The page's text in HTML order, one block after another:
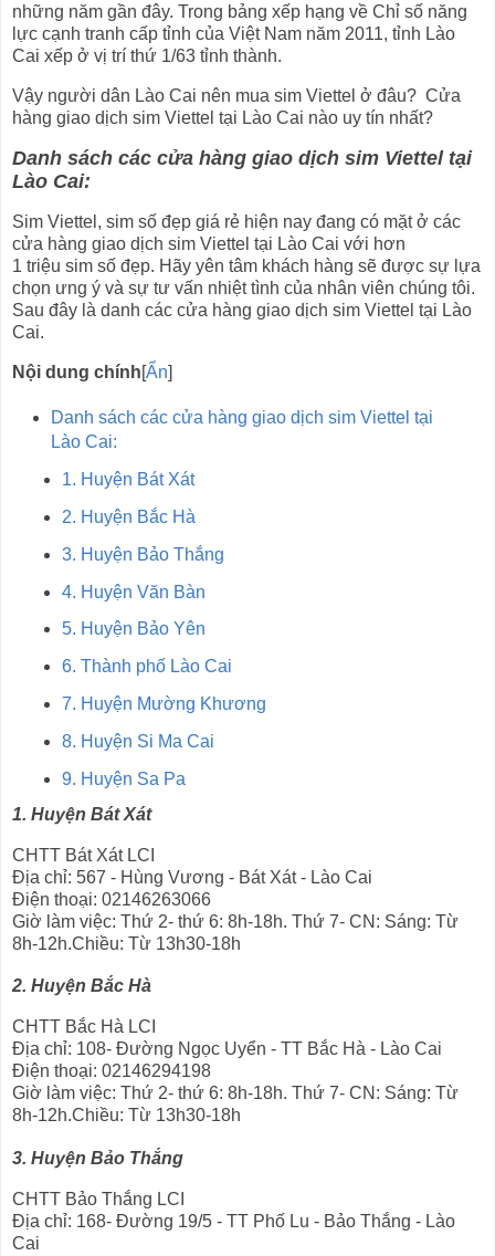
những năm gần đây. Trong bảng xếp hạng về Chỉ số năng
lực cạnh tranh cấp tỉnh của Việt Nam năm 2011, tỉnh Lào
Cai xếp ở vị trí thứ 1/63 tỉnh thành.
Vậy người dân Lào Cai nên mua sim Viettel ở đâu? Cửa
hàng giao dịch sim Viettel tại Lào Cai nào uy tín nhất?
Danh sách các cửa hàng giao dịch sim Viettel tại
Lào Cai:
Sim Viettel, sim số đẹp giá rẻ hiện nay đang có mặt ở các
cửa hàng giao dịch sim Viettel tại Lào Cai với hơn
1 triệu sim số đẹp. Hãy yên tâm khách hàng sẽ được sự lựa
chọn ưng ý và sự tư vấn nhiệt tình của nhân viên chúng tôi.
Sau đây là danh các cửa hàng giao dịch sim Viettel tại Lào
Cai.
Nội dung chính[Ẩn]
Danh sách các cửa hàng giao dịch sim Viettel tại
Lào Cai:
1. Huyện Bát Xát
2. Huyện Bắc Hà
3. Huyện Bảo Thắng
4. Huyện Văn Bàn
5. Huyện Bảo Yên
6. Thành phố Lào Cai
7. Huyện Mường Khương
8. Huyện Si Ma Cai
9. Huyện Sa Pa
1. Huyện Bát Xát
CHTT Bát Xát LCI
Địa chỉ: 567 - Hùng Vương - Bát Xát - Lào Cai
Điện thoại: 02146263066
Giờ làm việc: Thứ 2- thứ 6: 8h-18h. Thứ 7- CN: Sáng: Từ
8h-12h.Chiều: Từ 13h30-18h
2. Huyện Bắc Hà
CHTT Bắc Hà LCI
Địa chỉ: 108- Đường Ngọc Uyển - TT Bắc Hà - Lào Cai
Điện thoại: 02146294198
Giờ làm việc: Thứ 2- thứ 6: 8h-18h. Thứ 7- CN: Sáng: Từ
8h-12h.Chiều: Từ 13h30-18h
3. Huyện Bảo Thắng
CHTT Bảo Thắng LCI
Địa chỉ: 168- Đường 19/5 - TT Phố Lu - Bảo Thắng - Lào
Cai